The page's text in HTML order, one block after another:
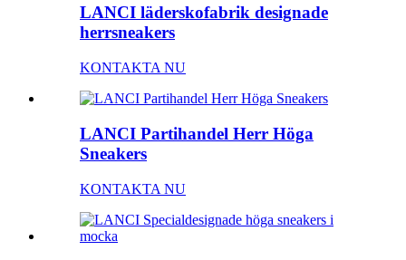
LANCI läderskofabrik designade
herrsneakers
KONTAKTA NU
LANCI Partihandel Herr Höga
Sneakers
KONTAKTA NU